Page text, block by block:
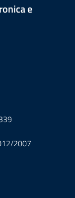
e
2007